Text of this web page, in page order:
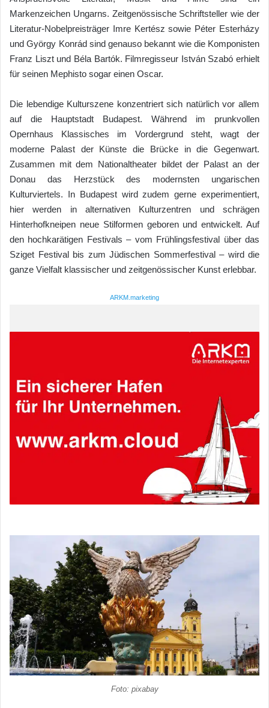
Markenzeichen Ungarns. Zeitgenössische Schriftsteller wie der
Literatur-Nobelpreisträger Imre Kertész sowie Péter Esterházy
und György Konrád sind genauso bekannt wie die Komponisten
Franz Liszt und Béla Bartók. Filmregisseur István Szabó erhielt
für seinen Mephisto sogar einen Oscar.
Die lebendige Kulturszene konzentriert sich natürlich vor allem
auf die Hauptstadt Budapest. Während im prunkvollen
Opernhaus Klassisches im Vordergrund steht, wagt der
moderne Palast der Künste die Brücke in die Gegenwart.
Zusammen mit dem Nationaltheater bildet der Palast an der
Donau das Herzstück des modernsten ungarischen
Kulturviertels. In Budapest wird zudem gerne experimentiert,
hier werden in alternativen Kulturzentren und schrägen
Hinterhofkneipen neue Stilformen geboren und entwickelt. Auf
den hochkarätigen Festivals – vom Frühlingsfestival über das
Sziget Festival bis zum Jüdischen Sommerfestival – wird die
ganze Vielfalt klassischer und zeitgenössischer Kunst erlebbar.
ARKM.marketing
Foto: pixabay